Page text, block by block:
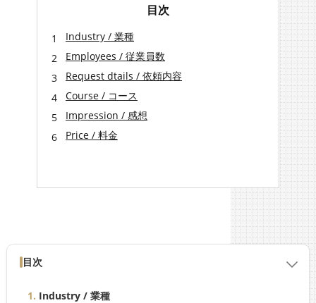
目次
Industry / 業種
Employees / 従業員数
Request dtails / 依頼内容
Course / コース
Impression / 感想
Price / 料金
目次
Industry / 業種